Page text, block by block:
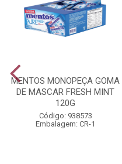
MENTOS MONOPEÇA GOMA
DE MASCAR FRESH MINT
120G
Código: 938573
Embalagem: CR-1